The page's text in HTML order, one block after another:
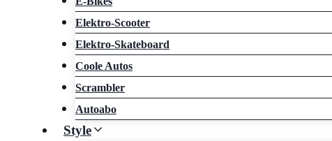
Elektro-Scooter
Elektro-Skateboard
Coole Autos
Scrambler
Autoabo
Style